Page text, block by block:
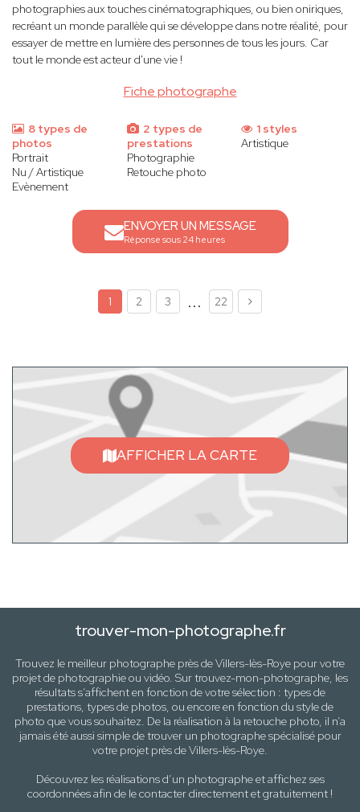
Fiche photographe
photographies aux touches cinématographiques, ou bien oniriques,
recréant un monde parallèle qui se développe dans notre réalité, pour
essayer de mettre en lumière des personnes de tous les jours. Car
tout le monde est acteur d'une vie !
8 types de
photos
Portrait
Nu / Artistique
Evènement
2 types de
prestations
Photographie
Retouche photo
1 styles
Artistique
ENVOYER UN MESSAGE
Réponse sous 24 heures
1 2 3 ... 22
AFFICHER LA CARTE
trouver-mon-photographe.fr
Trouvez le meilleur photographe près deVillers-lès-Roye pour votre
projet de photographie ou vidéo. Sur trouvez-mon-photographe, les
résultats s’affichent en fonction de votre sélection : types de
prestations, types de photos, ou encore en fonction du stylede
photo que vous souhaitez. De la réalisation à la retouche photo, il n’a
jamais été aussi simple de trouver un photographe spécialisé pour
votre projet près deVillers-lès-Roye.
Découvrez les réalisations d’un photographe et affichez ses
coordonnées afin de le contacter directement et gratuitement !